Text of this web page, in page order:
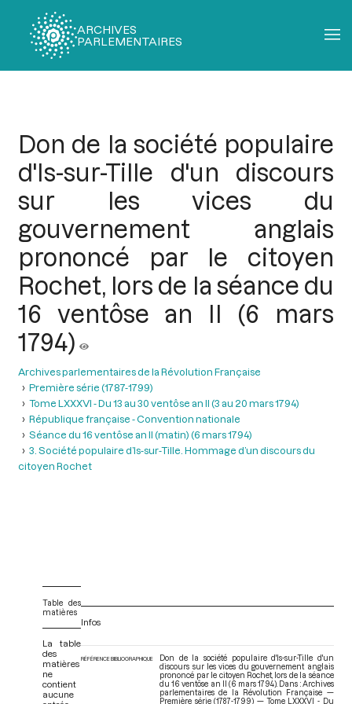
ARCHIVES
PARLEMENTAIRES
Don de la société populaire
d'Is-sur-Tille d'un discours
sur les vices du
gouvernement anglais
prononcé par le citoyen
Rochet, lors de la séance du
16 ventôse an II (6 mars
1794)
Archives parlementaires de la Révolution Française
Première série (1787-1799)
Tome LXXXVI - Du 13 au 30 ventôse an II (3 au 20 mars 1794)
République française - Convention nationale
Séance du 16 ventôse an II (matin) (6 mars 1794)
3. Société populaire d’Is-sur-Tille. Hommage d’un discours du
citoyen Rochet
Table des
matières
La table
des
matières
ne
contient
aucune
Infos
RÉFÉRENCE BIBLIOGRAPHIQUE
Don de la société populaire d'Is-sur-Tille d'un
discours sur les vices du gouvernement anglais
prononcé par le citoyen Rochet, lors de la séance
du 16 ventôse an II (6 mars 1794). Dans : Archives
parlementaires de la Révolution Française —
Première série (1787-1799) — Tome LXXXVI - Du